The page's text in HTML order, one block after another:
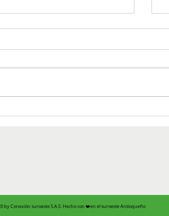
by Conexión suroeste S.A.S. Hecho con ❤️en el suroeste Antioqueño